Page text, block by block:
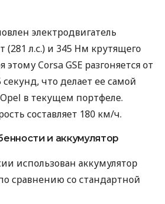
электродвигатель
л.с.) и 345 Нм крутящего
Corsa GSE разгоняется от
что делает ее самой
в текущем портфеле.
составляет 180 км/ч.
и аккумулятор
использован аккумулятор
сравнению со стандартной